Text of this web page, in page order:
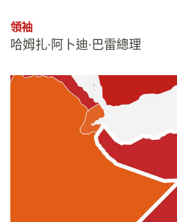
領袖
哈姆扎·阿卜迪·巴雷總理